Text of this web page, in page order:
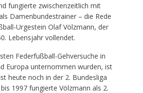
fungierte zwischenzeitlich mit
Damenbundestrainer – die Rede
Urgestein Olaf Völzmann, der
Lebensjahr vollendet.
Federfußball-Gehversuche in
Europa unternommen wurden, ist
heute noch in der 2. Bundesliga
1997 fungierte Völzmann als 2.